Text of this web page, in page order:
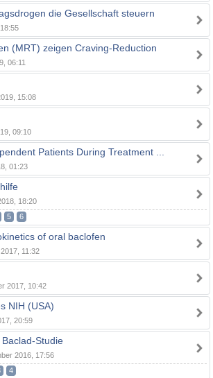
die Gesellschaft steuern
(MRT) zeigen Craving-Reduction
06:11
15:08
09:10
Patients During Treatment ...
01:23
18:20
5 6
of oral baclofen
11:32
2017, 10:42
NIH (USA)
20:59
Studie
2016, 17:56
4